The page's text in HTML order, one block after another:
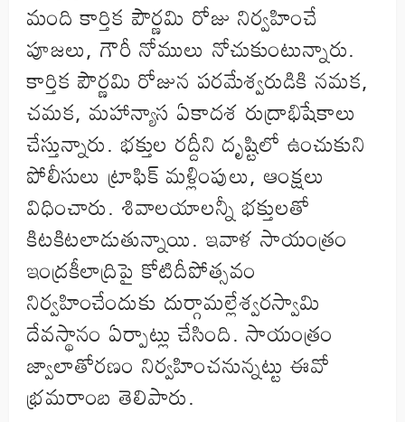
మంది కార్తిక పౌర్ణమి రోజు నిర్వహించే
పూజలు, గౌరీ నోములు నోచుకుంటున్నారు.
కార్తిక పౌర్ణమి రోజున పరమేశ్వరుడికి నమక,
చమక, మహాన్యాస ఏకాదశ రుద్రాభిషేకాలు
చేస్తున్నారు. భక్తుల రద్దీని దృష్టిలో ఉంచుకుని
పోలీసులు ట్రాఫిక్‌ మళ్లింపులు, ఆంక్షలు
విధించారు. శివాలయాలన్నీ భక్తులతో
కిటకిటలాడుతున్నాయి. ఇవాళ సాయంత్రం
ఇంద్రకీలాద్రిపై కోటిదీపోత్సవం
నిర్వహించేందుకు దుర్గామల్లేశ్వరస్వామి
దేవస్థానం ఏర్పాట్లు చేసింది. సాయంత్రం
జ్వాలాతోరణం నిర్వహించనున్నట్టు ఈవో
భ్రమరాంబ తెలిపారు.